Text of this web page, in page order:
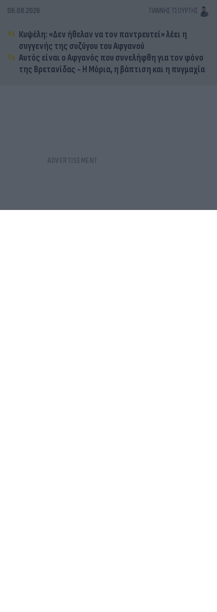
06.08.2026 ΓΙΆΝΝΗΣ ΤΣΟΎΡΤΗΣ
Κυψέλη: «Δεν ήθελαν να τον παντρευτεί» λέει η
συγγενής της συζύγου του Αφγανού
Αυτός είναι ο Αφγανός που συνελήφθη για τον φόνο
της Βρετανίδας - Η Μόρια, η βάπτιση και η πυγμαχία